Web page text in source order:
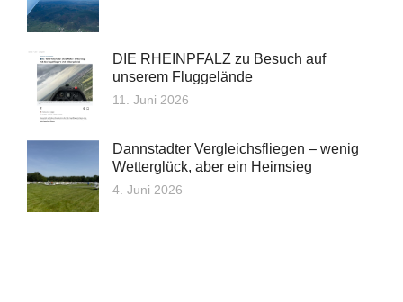
DIE RHEINPFALZ zu Besuch auf
unserem Fluggelände
11. Juni 2026
Dannstadter Vergleichsfliegen – wenig
Wetterglück, aber ein Heimsieg
4. Juni 2026